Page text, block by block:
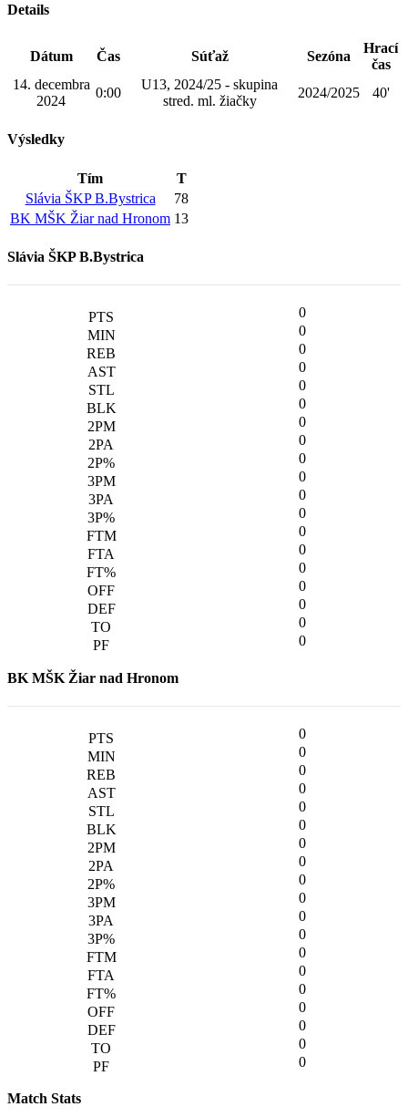
Details
Dátum Čas Súťaž Sezóna
Hrací
čas
14. decembra
2024
0:00
U13, 2024/25 - skupina
stred. ml. žiačky
2024/2025 40'
Výsledky
Tím
T
Slávia ŠKP B.Bystrica
78
BK MŠK Žiar nad Hronom 13
Slávia ŠKP B.Bystrica
0
0
0
0
0
0
0
0
0
0
0
0
0
0
0
0
0
0
0
BK MŠK Žiar nad Hronom
0
0
0
0
0
0
0
0
0
0
0
0
0
0
0
0
0
0
0
Match Stats